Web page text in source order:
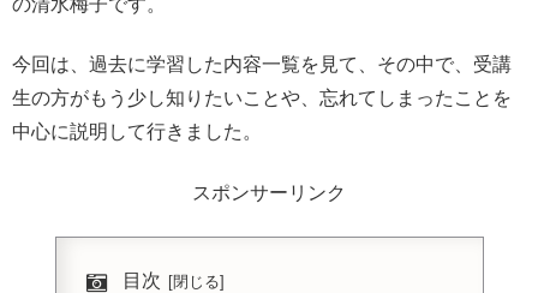
の清水梅子です。
今回は、過去に学習した内容一覧を見て、その中で、受講
生の方がもう少し知りたいことや、忘れてしまったことを
中心に説明して行きました。
スポンサーリンク
目次